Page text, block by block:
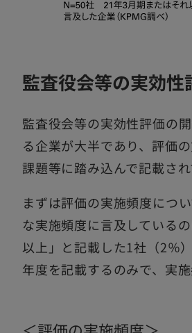
監査役会等の実効
監査役会等の実効性評価の
る企業が大半であり、評価
課題等に踏み込んで記載さ
まずは評価の実施頻度につ
な実施頻度に言及している
以上」と記載した1社（2％
年度を記載するのみで、実